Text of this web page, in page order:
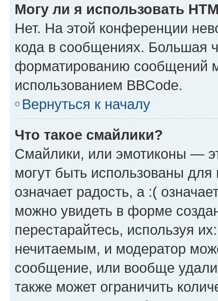
Могу ли я использовать
Нет. На этой конференции
кода в сообщениях. Большая
форматированию сообщений
использованием BBCode.
Вернуться к началу
Что такое смайлики?
Смайлики, или эмотиконы —
могут быть использованы
означает радость, а :(
можно увидеть в форме
перестарайтесь, используя
нечитаемым, и модератор
сообщение, или вообще
также может ограничить